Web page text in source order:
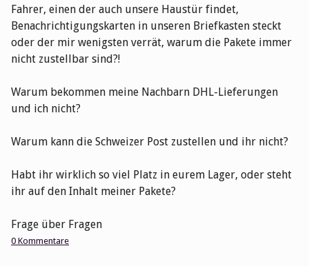
Fahrer, einen der auch unsere Haustür findet,
Benachrichtigungskarten in unseren Briefkasten steckt
oder der mir wenigsten verrät, warum die Pakete immer
nicht zustellbar sind?!
Warum bekommen meine Nachbarn DHL-Lieferungen
und ich nicht?
Warum kann die Schweizer Post zustellen und ihr nicht?
Habt ihr wirklich so viel Platz in eurem Lager, oder steht
ihr auf den Inhalt meiner Pakete?
Frage über Fragen
0 Kommentare